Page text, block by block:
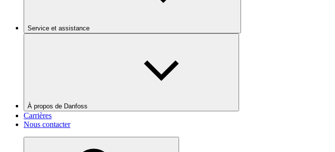
Service et assistance
À propos de Danfoss
Carrières
Nous contacter